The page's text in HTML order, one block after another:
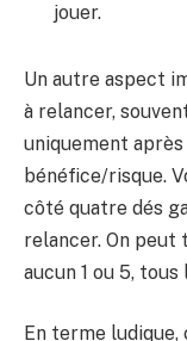
jouer.
Un autre aspect
à relancer,
uniquement
bénéfice/risque.
côté quatre dés
relancer. On peut
aucun 1 ou 5,
En terme